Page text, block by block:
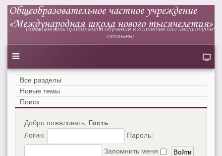
Возможность продолжить обучение в колледже или институте!
отзывы
Все разделы
Новые темы
Поиск
Добро пожаловать, Гость
Логин:
Пароль:
Запомнить меня